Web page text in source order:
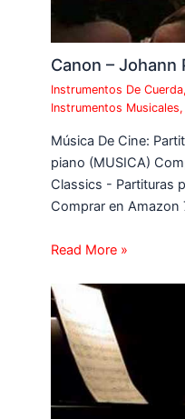
Canon – Johann
Instrumentos De Cuerda,
Instrumentos Musicales,
Música De Cine:
piano (MUSICA)
Classics - Partituras
Comprar en Amazon
Read More »